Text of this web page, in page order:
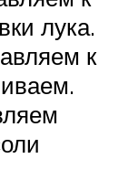
лука.
к